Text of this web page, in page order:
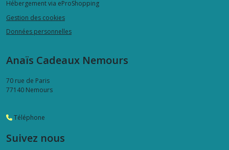
Hébergement via eProShopping
Gestion des cookies
Données personnelles
Anaïs Cadeaux Nemours
70 rue de Paris
77140 Nemours
Téléphone
Suivez nous